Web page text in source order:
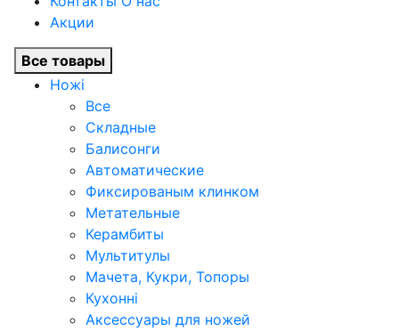
Акции
Все товары
Ножі
Все
Складные
Балисонги
Автоматические
Фиксированым клинком
Метательные
Керамбиты
Мультитулы
Мачета, Кукри, Топоры
Кухонні
Аксессуары для ножей